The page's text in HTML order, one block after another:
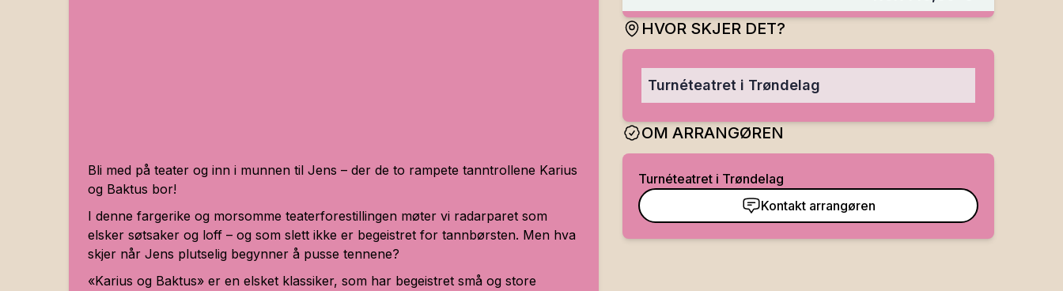
Bli med på teater og inn i munnen til Jens – der de to rampete tanntrollene Karius
og Baktus bor!
I denne fargerike og morsomme teaterforestillingen møter vi radarparet som
elsker søtsaker og loff – og som slett ikke er begeistret for tannbørsten. Men hva
skjer når Jens plutselig begynner å pusse tennene?
«Karius og Baktus» er en elsket klassiker, som har begeistret små og store
HVOR SKJER DET?
Turnéteatret i Trøndelag
OM ARRANGØREN
Turnéteatret i Trøndelag
Kontakt arrangøren